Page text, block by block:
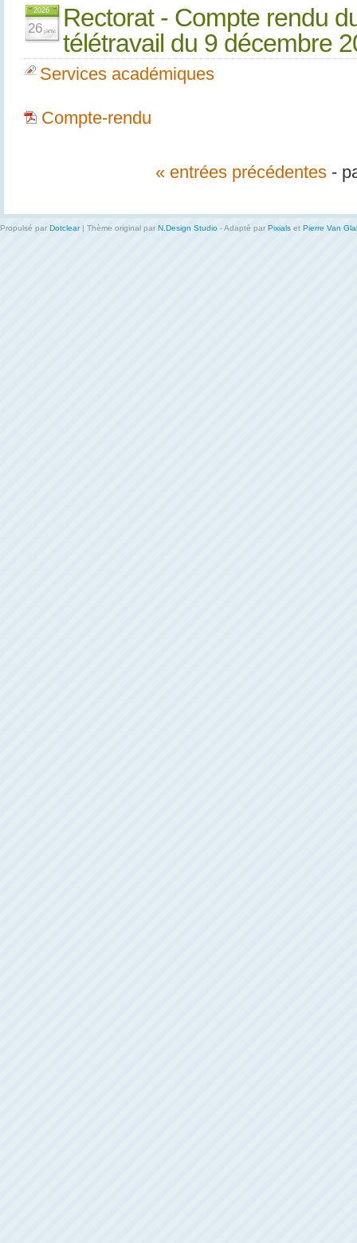
2026
26 janv.
Rectorat - Compte rendu
télétravail du 9 décembre
Services académiques
Compte-rendu
« entrées précédentes -
Propulsé par Dotclear| Thème original par N.Design Studio - Adapté par Pixials et Pierre Van